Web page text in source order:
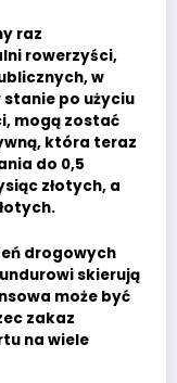
raz
rowerzyści,
w
po użyciu
mogą zostać
która teraz
do 0,5
złotych, a
drogowych
skierują
może być
zakaz
na wiele